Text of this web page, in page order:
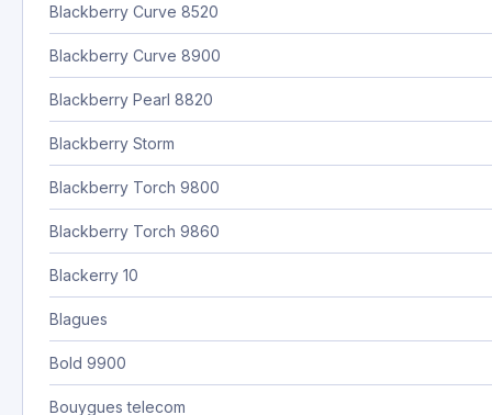
Blackberry Curve 8520
Blackberry Curve 8900
Blackberry Pearl 8820
Blackberry Storm
Blackberry Torch 9800
Blackberry Torch 9860
Blackerry 10
Blagues
Bold 9900
Bouygues telecom